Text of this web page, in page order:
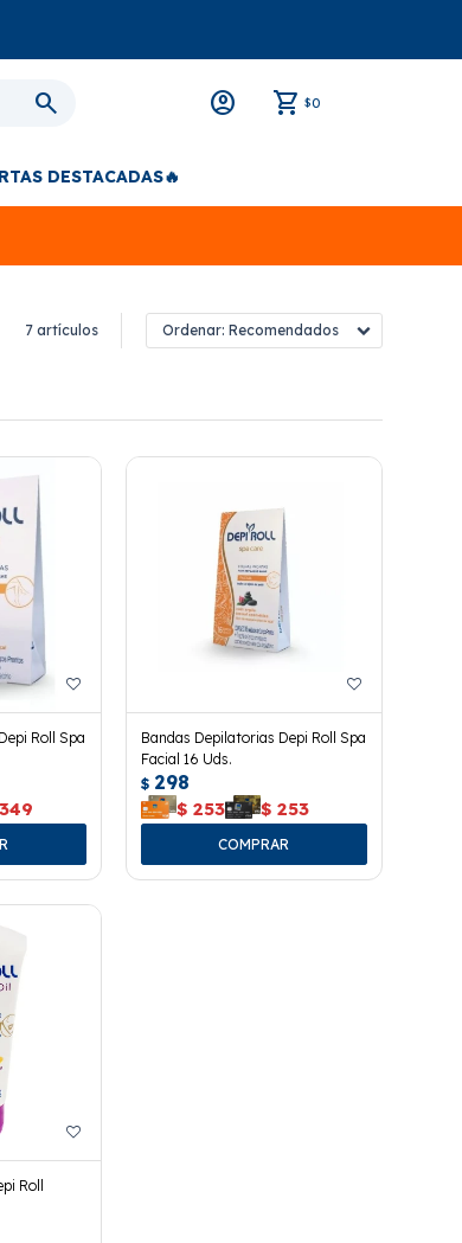
$0
DESTACADAS🔥
7 artículos Recomendados
Roll Spa
349
Bandas Depilatorias Depi Roll Spa
Facial 16 Uds.
$ 298
$ 253 $ 253
Roll